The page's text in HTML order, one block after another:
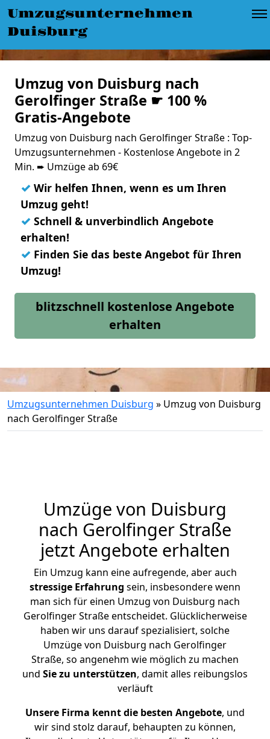
Umzugsunternehmen
Duisburg
Umzug von Duisburg nach
Gerolfinger Straße ☛ 100 %
Gratis-Angebote
Umzug von Duisburg nach Gerolfinger Straße : Top-
Umzugsunternehmen - Kostenlose Angebote in 2
Min. ➨ Umzüge ab 69€
✓ Wir helfen Ihnen, wenn es um Ihren
Umzug geht!
✓ Schnell & unverbindlich Angebote
erhalten!
✓ Finden Sie das beste Angebot für Ihren
Umzug!
blitzschnell kostenlose Angebote
erhalten
Umzugsunternehmen Duisburg » Umzug von Duisburg
nach Gerolfinger Straße
Umzüge von Duisburg
nach Gerolfinger Straße
jetzt Angebote erhalten
Ein Umzug kann eine aufregende, aber auch
stressige Erfahrung sein, insbesondere wenn
man sich für einen Umzug von Duisburg nach
Gerolfinger Straße entscheidet. Glücklicherweise
haben wir uns darauf spezialisiert, solche
Umzüge von Duisburg nach Gerolfinger
Straße, so angenehm wie möglich zu machen
und Sie zu unterstützen, damit alles reibungslos
verläuft
Unsere Firma kennt die besten Angebote, und
wir sind stolz darauf, behaupten zu können,